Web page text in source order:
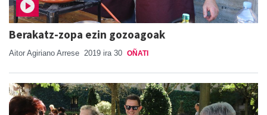
Berakatz-zopa ezin gozoagoak
Aitor Agiriano Arrese 2019 ira 30 OÑATI